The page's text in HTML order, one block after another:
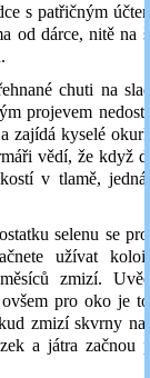
s patřičným
od dárce, nitě na
chuti na
projevem
zajídá kyselé
vědí, že když
v tlamě,
selenu se
užívat
zmizí.
pro oko je
zmizí skvrny
a játra začnou